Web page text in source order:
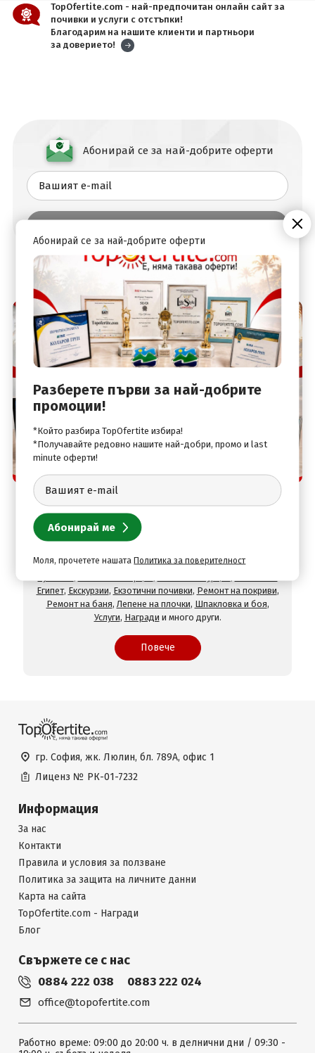
TopOfertite.com - най-предпочитан онлайн сайт за
почивки и услуги с отстъпки!
Благодарим на нашите клиенти и партньори
за доверието!
Абонирай се за най-добрите оферти
Защо да изберете нас
TopOfertite.com - най-предпочитан онлайн сайт
за почивки и услуги с отстъпки
При нас ще намерите оферти за
СПА хотели
Хисаря,Хотели в Сандански,Хотели в Девин,Почивки в
Египет, Екскурзии, Екзотични почивки, Ремонт на покриви,
Ремонт на баня, Лепене на плочки, Шпакловка и боя,
Услуги, Награди и много други.
Повече
гр. София, жк. Люлин, бл. 789А, офис 1
Лиценз № РК-01-7232
Информация
За нас
Контакти
Правила и условия за ползване
Политика за защита на личните данни
Карта на сайта
TopOfertite.com - Награди
Блог
Свържете се с нас
0884 222 038 0883 222 024
office@topofertite.com
Работно време: 09:00 до 20:00 ч. в делнични дни / 09:30 -
Абонирай се за най-добрите оферти
Разберете първи за най-добрите
промоции!
*Който разбира TopOfertite избира!
*Получавайте редовно нашите най-добри, промо и last
minute оферти!
Моля, прочетете нашатаПолитика за поверителност